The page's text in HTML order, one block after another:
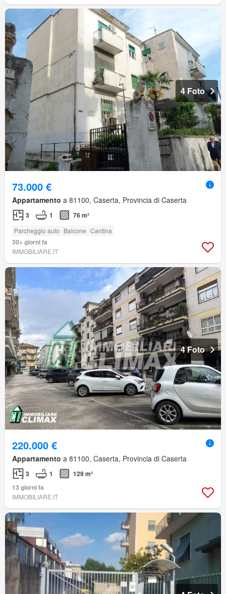
4 Foto
73.000 €
Appartamento a 81100, Caserta, Provincia di Caserta
3 1 76 m²
Parcheggio auto Balcone Cantina
30+ giorni fa
IMMOBILIARE.IT
4 Foto
220.000 €
Appartamento a 81100, Caserta, Provincia di Caserta
3 1
129 m²
13 giorni fa
IMMOBILIARE.IT